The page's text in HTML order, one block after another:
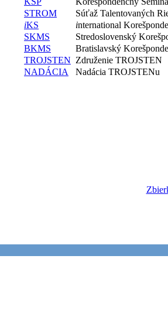
STROM
Súťaž Talentovaných
iKS international
SKMS
Stredoslovenský
BKMS
Bratislavský
TROJSTEN Združenie TROJSTEN
NADÁCIA
Nadácia TROJSTENu